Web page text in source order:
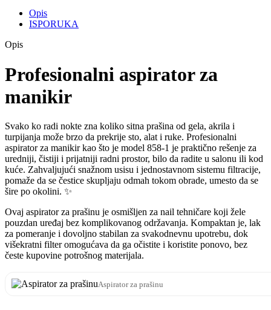
Opis
ISPORUKA
Opis
Profesionalni aspirator za
manikir
Svako ko radi nokte zna koliko sitna prašina od gela, akrila i
turpijanja može brzo da prekrije sto, alat i ruke. Profesionalni
aspirator za manikir kao što je model 858-1 je praktično rešenje za
uredniji, čistiji i prijatniji radni prostor, bilo da radite u salonu ili kod
kuće. Zahvaljujući snažnom usisu i jednostavnom sistemu filtracije,
pomaže da se čestice skupljaju odmah tokom obrade, umesto da se
šire po okolini. ✨
Ovaj aspirator za prašinu je osmišljen za nail tehničare koji žele
pouzdan uređaj bez komplikovanog održavanja. Kompaktan je, lak
za pomeranje i dovoljno stabilan za svakodnevnu upotrebu, dok
višekratni filter omogućava da ga očistite i koristite ponovo, bez
česte kupovine potrošnog materijala.
Aspirator za prašinu